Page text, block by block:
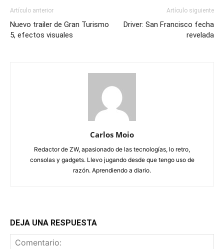
Artículo anterior
Nuevo trailer de Gran Turismo
5, efectos visuales
Artículo siguiente
Driver: San Francisco fecha
revelada
Carlos Moio
Redactor de ZW, apasionado de las tecnologías, lo retro,
consolas y gadgets. Llevo jugando desde que tengo uso de
razón. Aprendiendo a diario.
DEJA UNA RESPUESTA